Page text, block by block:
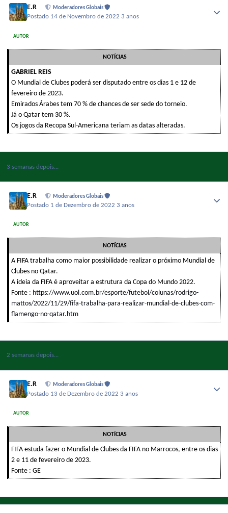
E.R Moderadores Globais
Postado 14 de Novembro de 2022 3 anos
AUTOR
NOTÍCIAS
GABRIEL REIS
O Mundial de Clubes poderá ser disputado entre os dias 1 e 12 de
fevereiro de 2023.
Emirados Árabes tem 70 % de chances de ser sede do torneio.
Já o Qatar tem 30 %.
Os jogos da Recopa Sul-Americana teriam as datas alteradas.
3 semanas depois...
E.R Moderadores Globais
Postado 1 de Dezembro de 2022 3 anos
AUTOR
NOTÍCIAS
A FIFA trabalha como maior possibilidade realizar o próximo Mundial de
Clubes no Qatar.
A ideia da FIFA é aproveitar a estrutura da Copa do Mundo 2022.
Fonte : https://www.uol.com.br/esporte/futebol/colunas/rodrigo-
mattos/2022/11/29/fifa-trabalha-para-realizar-mundial-de-clubes-com-
flamengo-no-qatar.htm
2 semanas depois...
E.R Moderadores Globais
Postado 13 de Dezembro de 2022 3 anos
AUTOR
NOTÍCIAS
FIFA estuda fazer o Mundial de Clubes da FIFA no Marrocos, entre os dias
2 e 11 de fevereiro de 2023.
Fonte : GE